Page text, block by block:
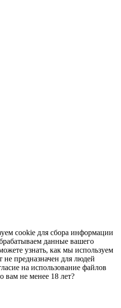
cookie для сбора информации
данные вашего
узнать, как мы используем
предназначен для людей
на использование файлов
вам не менее 18 лет?